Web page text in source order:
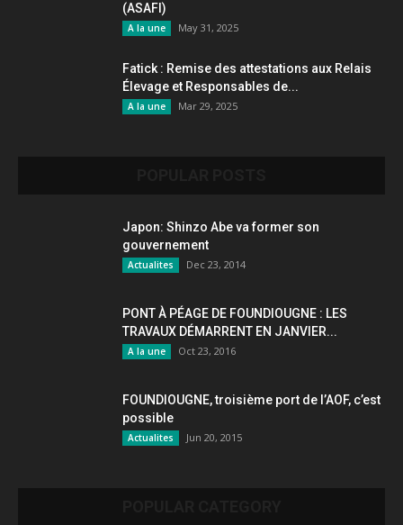
(ASAFI)
A la une May 31, 2025
Fatick : Remise des attestations aux Relais
Élevage et Responsables de...
A la une Mar 29, 2025
Japon: Shinzo Abe va former son
gouvernement
Actualites Dec 23, 2014
PONT À PÉAGE DE FOUNDIOUGNE : LES
TRAVAUX DÉMARRENT EN JANVIER...
A la une Oct 23, 2016
FOUNDIOUGNE, troisième port de l’AOF, c’est
possible
Actualites Jun 20, 2015